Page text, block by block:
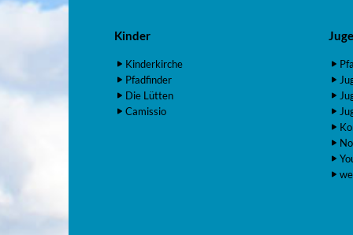
Kinder
Kinderkirche
Pfadfinder
Die Lütten
Camissio